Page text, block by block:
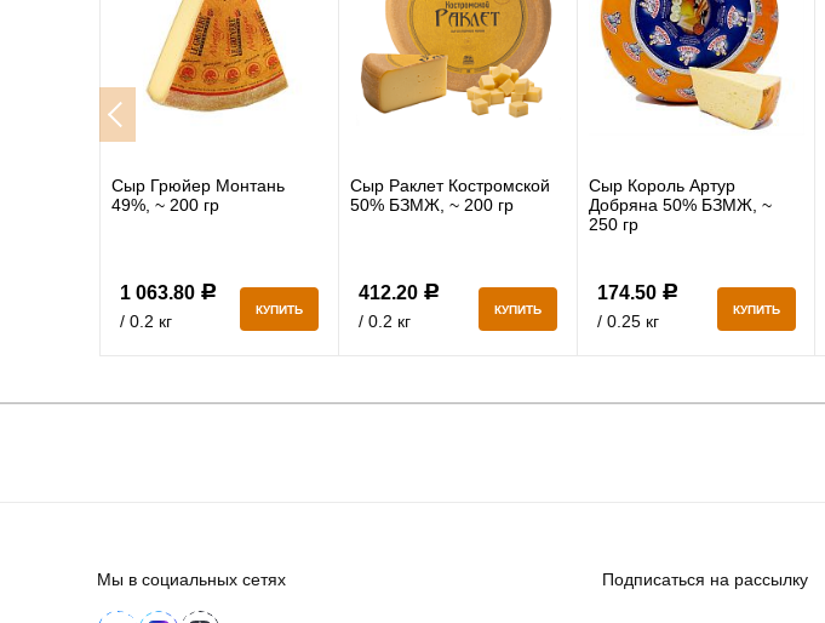
Сыр Грюйер Монтань
49%, ~ 200 гр
1 063.80 Р
/ 0.2 кг
КУПИТЬ
Сыр Раклет Костромской
50% БЗМЖ, ~ 200 гр
412.20 Р
/ 0.2 кг
КУПИТЬ
Сыр Король Артур
Добряна 50% БЗМЖ, ~
250 гр
174.50 Р
/ 0.25 кг
КУПИТЬ
Мы в социальных сетях Подписаться на рассылку